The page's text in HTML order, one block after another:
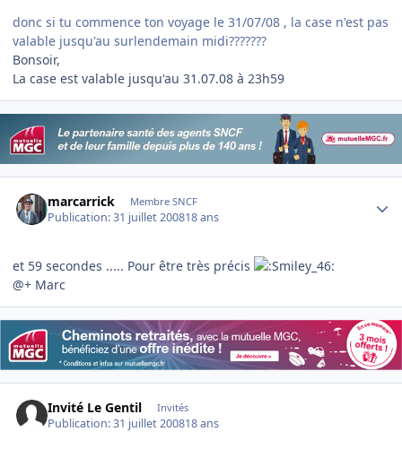
donc si tu commence ton voyage le 31/07/08 , la case n'est pas
valable jusqu'au surlendemain midi???????
Bonsoir,
La case est valable jusqu'au 31.07.08 à 23h59
marcarrick Membre SNCF
Publication:31 juillet 200818 ans
et 59 secondes ..... Pour être très précis
@+ Marc
Invité Le Gentil Invités
Publication:31 juillet 200818 ans